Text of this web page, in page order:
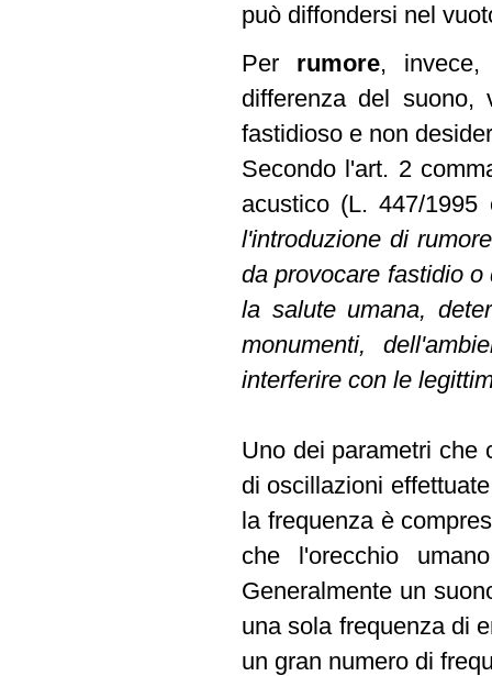
può diffondersi nel
Per rumore, invece,
differenza del suono,
fastidioso e non
Secondo l'art. 2
acustico (L. 447/
l'introduzione di
da provocare fastidio
la salute umana,
monumenti,
interferire con le
Uno dei parametri
di oscillazioni
la frequenza è
che l'orecchio
Generalmente un
una sola frequenza di
un gran numero di